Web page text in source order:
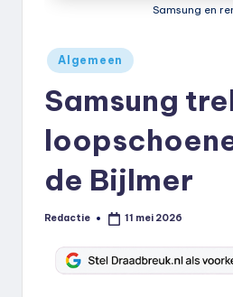
Samsung en
Geplaatst
in
Algemeen
Samsung
de Bijlmer
Geplaatst
Redactie 11 mei 2026